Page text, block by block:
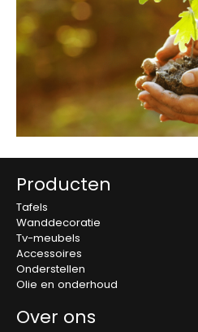
Producten
Tafels
Wanddecoratie
Tv-meubels
Accessoires
Onderstellen
Olie en onderhoud
Over ons